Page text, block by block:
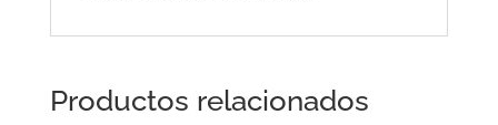
Productos relacionados